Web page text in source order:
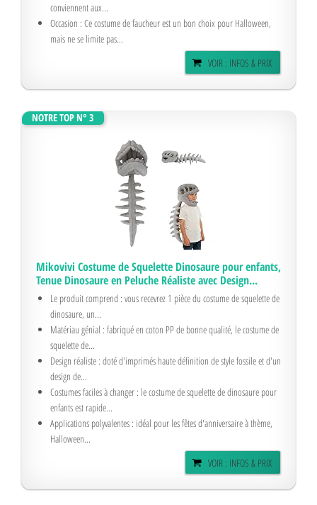
conviennent aux...
Occasion : Ce costume de faucheur est un bon choix pour Halloween,
mais ne se limite pas...
VOIR : INFOS & PRIX
NOTRE TOP N° 3
Mikovivi Costume de Squelette Dinosaure pour enfants,
Tenue Dinosaure en Peluche Réaliste avec Design...
Le produit comprend : vous recevrez 1 pièce du costume de squelette de
dinosaure, un...
Matériau génial : fabriqué en coton PP de bonne qualité, le costume de
squelette de...
Design réaliste : doté d'imprimés haute définition de style fossile et d'un
design de...
Costumes faciles à changer : le costume de squelette de dinosaure pour
enfants est rapide...
Applications polyvalentes : idéal pour les fêtes d'anniversaire à thème,
Halloween...
VOIR : INFOS & PRIX